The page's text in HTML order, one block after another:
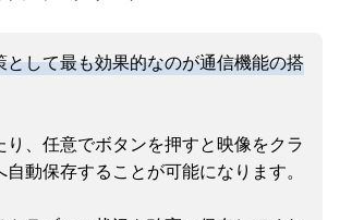
として最も効果的なのが通信機能の搭
り、任意でボタンを押すと映像をクラ
自動保存することが可能になります。